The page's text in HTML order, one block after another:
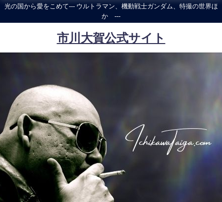
光の国から愛をこめて--- ウルトラマン、機動戦士ガンダム、特撮の世界ほ
か ---
市川大賀公式サイト